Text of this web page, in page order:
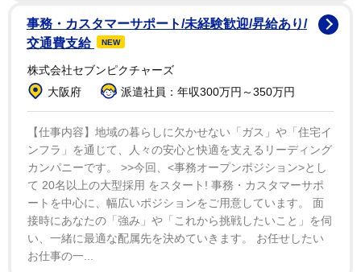
系ドラマ「ちはやふる―めぐり―」(徳田彩役)に出演し
たほか、テレビ東京系の4月期ドラマ「惡の華」では石
田華役で出演する。
事務・カスタマーサポート/未経験歓迎/昇給あり/
交通費支給
NEW
株式会社セブンピクチャーズ
大阪府
派遣社員：年収300万円～350万円
【仕事内容】地域の暮らしに欠かせない「ガス」や「住宅イ
ンフラ」を通じて、人々の安心と快適を支えるリーディング
カンパニーです。 >>今回、<事務オープンポジション>とし
て 20名以上の大型採用 をスタート! 事務・カスタマーサポ
ートを中心に、幅広いポジションをご用意しています。 面
接時にあなたの「強み」や「これから挑戦したいこと」を伺
い、一緒に最適な配属先を決めていきます。 お任せしたい
お仕事の一...